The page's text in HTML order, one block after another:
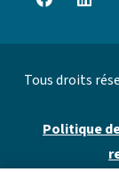
Tous droits
Politique